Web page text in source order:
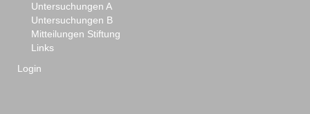
Untersuchungen A
Untersuchungen B
Mitteilungen Stiftung
Links
Login